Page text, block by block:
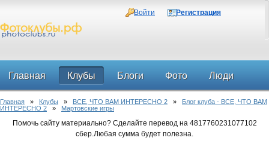
Войти Регистрация
Главная Клубы Блоги Фото Люди
Форум
Главная » Клубы » ВСЕ, ЧТО ВАМ ИНТЕРЕСНО 2 » Блог клуба - ВСЕ, ЧТО ВАМ
ИНТЕРЕСНО 2 » Мартовские игры
Помочь сайту материально? Сделайте перевод на 4817760231077102
сбер.Любая сумма будет полезна.